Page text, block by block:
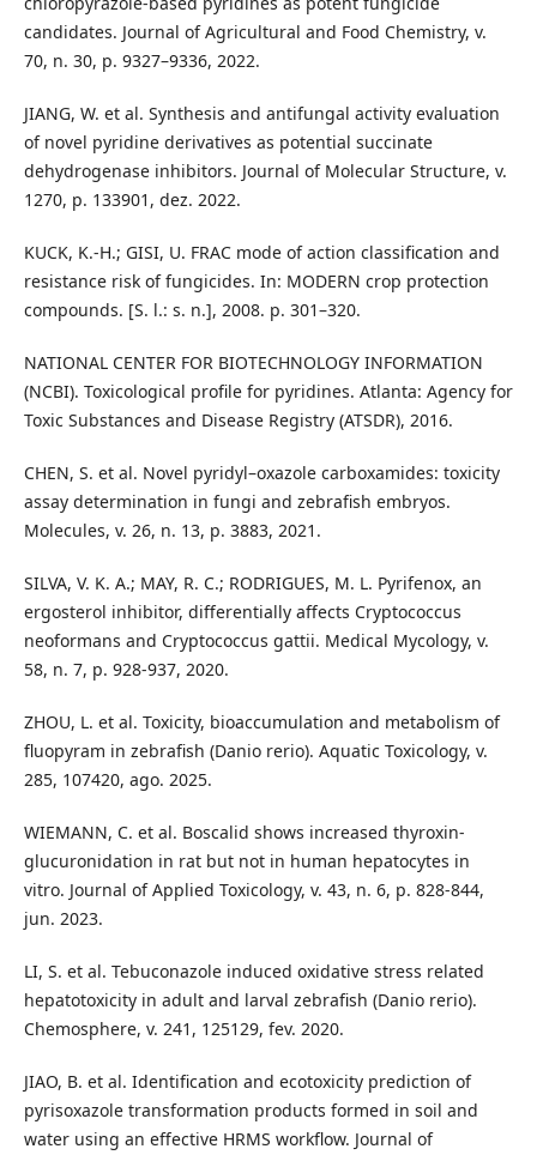
candidates. Journal of Agricultural and Food Chemistry, v.
70, n. 30, p. 9327–9336, 2022.
JIANG, W. et al. Synthesis and antifungal activity evaluation
of novel pyridine derivatives as potential succinate
dehydrogenase inhibitors. Journal of Molecular Structure, v.
1270, p. 133901, dez. 2022.
KUCK, K.-H.; GISI, U. FRAC mode of action classification and
resistance risk of fungicides. In: MODERN crop protection
compounds. [S. l.: s. n.], 2008. p. 301–320.
NATIONAL CENTER FOR BIOTECHNOLOGY INFORMATION
(NCBI). Toxicological profile for pyridines. Atlanta: Agency for
Toxic Substances and Disease Registry (ATSDR), 2016.
CHEN, S. et al. Novel pyridyl–oxazole carboxamides: toxicity
assay determination in fungi and zebrafish embryos.
Molecules, v. 26, n. 13, p. 3883, 2021.
SILVA, V. K. A.; MAY, R. C.; RODRIGUES, M. L. Pyrifenox, an
ergosterol inhibitor, differentially affects Cryptococcus
neoformans and Cryptococcus gattii. Medical Mycology, v.
58, n. 7, p. 928-937, 2020.
ZHOU, L. et al. Toxicity, bioaccumulation and metabolism of
fluopyram in zebrafish (Danio rerio). Aquatic Toxicology, v.
285, 107420, ago. 2025.
WIEMANN, C. et al. Boscalid shows increased thyroxin-
glucuronidation in rat but not in human hepatocytes in
vitro. Journal of Applied Toxicology, v. 43, n. 6, p. 828-844,
jun. 2023.
LI, S. et al. Tebuconazole induced oxidative stress related
hepatotoxicity in adult and larval zebrafish (Danio rerio).
Chemosphere, v. 241, 125129, fev. 2020.
JIAO, B. et al. Identification and ecotoxicity prediction of
pyrisoxazole transformation products formed in soil and
water using an effective HRMS workflow. Journal of